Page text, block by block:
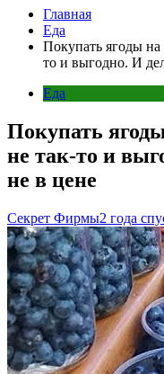
Главная
Еда
Покупать ягоды на
то и выгодно. И
Еда
Покупать
не так-то и
не в цене
Секрет Фирмы2 года